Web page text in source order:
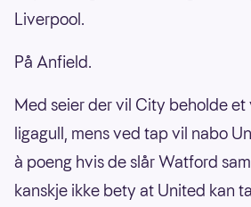
Liverpool.
På Anfield.
Med seier der vil City beholde et
ligagull, mens ved tap vil nabo
à poeng hvis de slår Watford
kanskje ikke bety at United kan